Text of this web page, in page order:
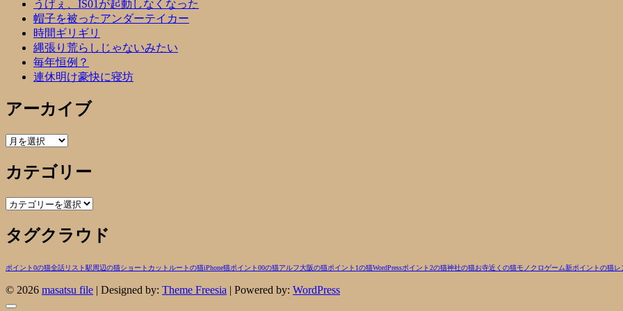
うげぇ、IS01が起動しなくなった
帽子を被ったアンダーテイカー
時間ギリギリ
縄張り荒らしじゃないみたい
毎年恒例？
連休明け豪快に寝坊
アーカイブ
ア
カ
イ
ブ
カテゴリー
カ
ゴ
リ
タグクラウド
ポイント0の猫全話リスト駅周辺の猫ショートカットルートの猫iPhone猫ポイント00の猫アルフ大阪の猫ポイント1の猫WordPressポイント2の猫神社の猫お寺近くの猫モノクロゲーム新ポイントの猫レ
© 2026 masatsu file | Designed by: Theme Freesia | Powered by: WordPress